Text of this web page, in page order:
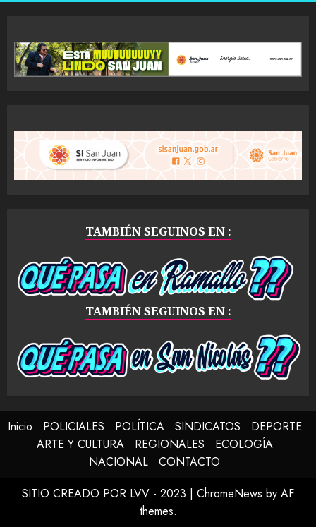
TAMBIÉN SEGUINOS EN :
TAMBIÉN SEGUINOS EN :
Inicio POLICIALES POLÍTICA SINDICATOS
DEPORTE
ARTE Y CULTURA
REGIONALES
ECOLOGÍA
NACIONAL
CONTACTO
SITIO CREADO POR LVV - 2023 | ChromeNews by AF
themes.